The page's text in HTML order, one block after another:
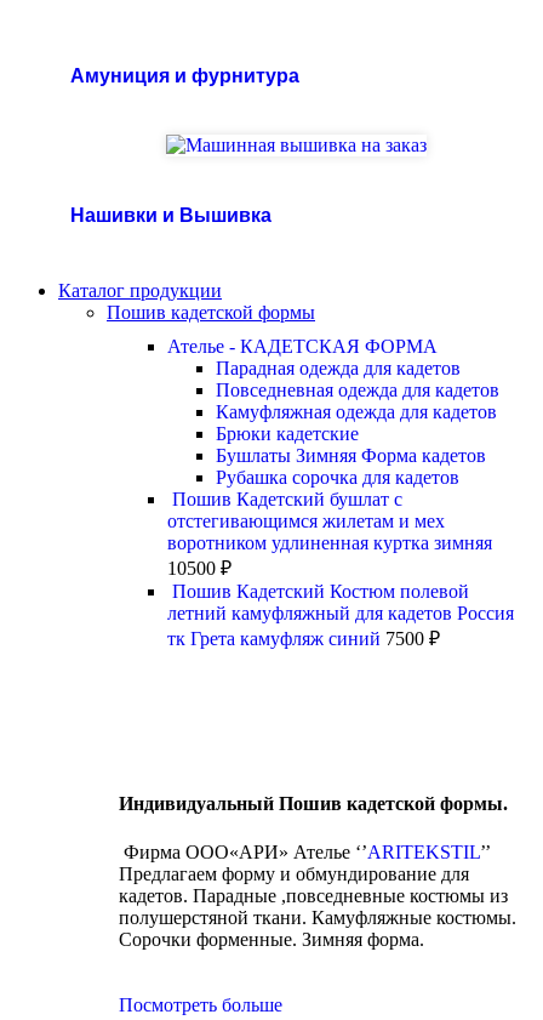
Амуниция и фурнитура
Нашивки и Вышивка
Каталог продукции
Пошив кадетской формы
Ателье - КАДЕТСКАЯ ФОРМА
Парадная одежда для кадетов
Повседневная одежда для кадетов
Камуфляжная одежда для кадетов
Брюки кадетские
Бушлаты Зимняя Форма кадетов
Рубашка сорочка для кадетов
Пошив Кадетский бушлат с
отстегивающимся жилетам и мех
воротником удлиненная куртка зимняя
10500 ₽
Пошив Кадетский Костюм полевой
летний камуфляжный для кадетов Россия
тк Грета камуфляж синий 7500 ₽
Индивидуальный Пошив кадетской формы.
Фирма ООО«АРИ» Ателье ‘’ARITEKSTIL’’
Предлагаем форму и обмундирование для
кадетов. Парадные ,повседневные костюмы из
полушерстяной ткани. Камуфляжные костюмы.
Сорочки форменные. Зимняя форма.
Посмотреть больше